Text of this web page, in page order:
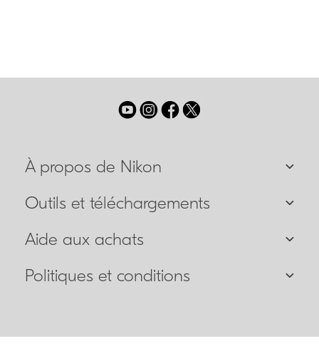
À propos de Nikon
Outils et téléchargements
Aide aux achats
Politiques et conditions